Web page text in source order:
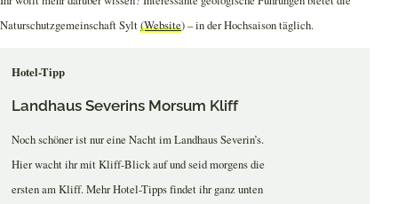
Naturschutzgemeinschaft Sylt (Website) – in der Hochsaison täglich.
Hotel-Tipp
Landhaus Severins Morsum Kliff
Noch schöner ist nur eine Nacht im Landhaus Severin’s.
Hier wacht ihr mit Kliff-Blick auf und seid morgens die
ersten am Kliff. Mehr Hotel-Tipps findet ihr ganz unten